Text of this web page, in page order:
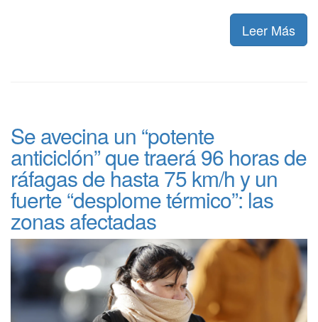
Leer Más
Se avecina un “potente
anticiclón” que traerá 96 horas de
ráfagas de hasta 75 km/h y un
fuerte “desplome térmico”: las
zonas afectadas